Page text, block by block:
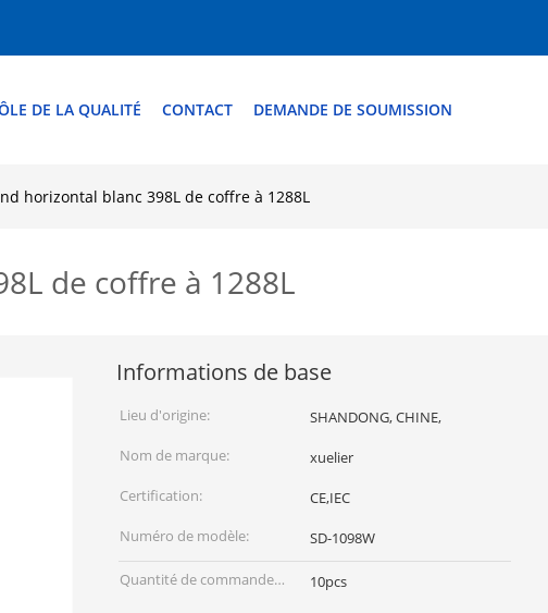
DE LA QUALITÉ CONTACT DEMANDE DE SOUMISSION
horizontal blanc 398L de coffre à 1288L
de coffre à 1288L
Informations de base
Lieu d'origine:
SHANDONG, CHINE,
Nom de marque:
xuelier
Certification:
CE,IEC
Numéro de modèle:
SD-1098W
Quantité de commande
10pcs